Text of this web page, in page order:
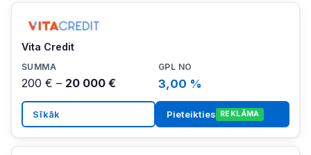
Vita Credit
200 € – 20 000 € 3,00 %
Sīkāk Pieteikties REKLĀMA